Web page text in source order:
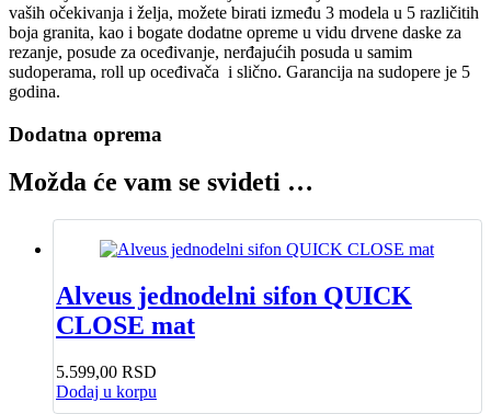
vaših očekivanja i želja, možete birati između 3 modela u 5 različitih
boja granita, kao i bogate dodatne opreme u vidu drvene daske za
rezanje, posude za oceđivanje, nerđajućih posuda u samim
sudoperama, roll up oceđivača i slično. Garancija na sudopere je 5
godina.
Dodatna oprema
Možda će vam se svideti …
Alveus jednodelni sifon QUICK
CLOSE mat
5.599,00 RSD
Dodaj u korpu